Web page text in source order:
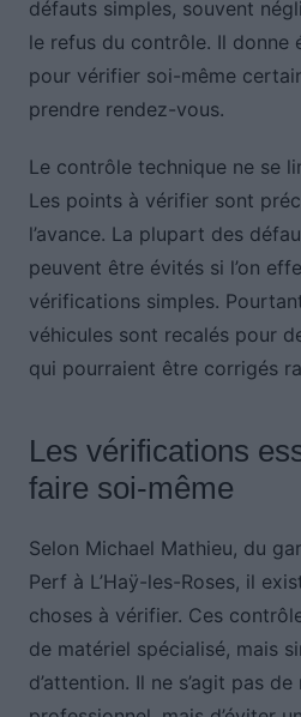
défauts simples, souvent
le refus du contrôle. Il donne
pour vérifier soi-même
prendre rendez-vous.
Le contrôle technique ne se
Les points à vérifier sont
l’avance. La plupart des
peuvent être évités si l’on
vérifications simples.
véhicules sont recalés pour
qui pourraient être corrigés
Les vérifications
faire soi-même
Selon Michael Mathieu, du
Perf à L’Haÿ-les-Roses, il
choses à vérifier. Ces
de matériel spécialisé, mais
d’attention. Il ne s’agit pas